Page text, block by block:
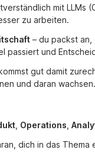
mit LLMs
zu arbeiten.
– du packst
passiert und
gut damit
und daran wachsen.
Operations
dich in das Thema